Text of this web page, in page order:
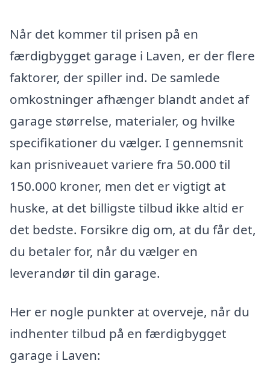
Når det kommer til prisen på en
færdigbygget garage i Laven, er der flere
faktorer, der spiller ind. De samlede
omkostninger afhænger blandt andet af
garage størrelse, materialer, og hvilke
specifikationer du vælger. I gennemsnit
kan prisniveauet variere fra 50.000 til
150.000 kroner, men det er vigtigt at
huske, at det billigste tilbud ikke altid er
det bedste. Forsikre dig om, at du får det,
du betaler for, når du vælger en
leverandør til din garage.
Her er nogle punkter at overveje, når du
indhenter tilbud på en færdigbygget
garage i Laven: